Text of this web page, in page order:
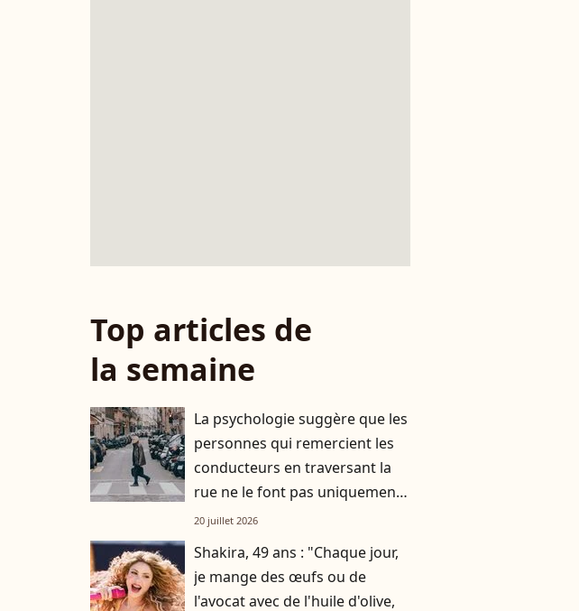
Top articles de
la semaine
La psychologie suggère que les
personnes qui remercient les
conducteurs en traversant la
rue ne le font pas uniquement
par gratitude
20 juillet 2026
Shakira, 49 ans : "Chaque jour,
je mange des œufs ou de
l'avocat avec de l'huile d'olive,